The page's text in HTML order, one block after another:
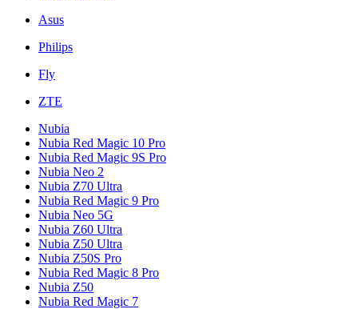
Asus
Philips
Fly
ZTE
Nubia
Nubia Red Magic 10 Pro
Nubia Red Magic 9S Pro
Nubia Neo 2
Nubia Z70 Ultra
Nubia Red Magic 9 Pro
Nubia Neo 5G
Nubia Z60 Ultra
Nubia Z50 Ultra
Nubia Z50S Pro
Nubia Red Magic 8 Pro
Nubia Z50
Nubia Red Magic 7